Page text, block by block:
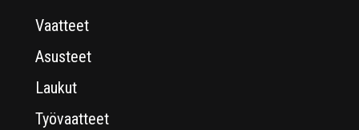
Vaatteet
Asusteet
Laukut
Työvaatteet